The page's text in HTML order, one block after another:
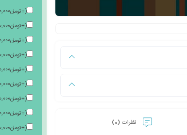
نظرات (0)
(
+تومان
(
+تومان
(
+تومان
(
+تومان
(
+تومان
(
+تومان
(
+تومان
(
+تومان
(
+تومان